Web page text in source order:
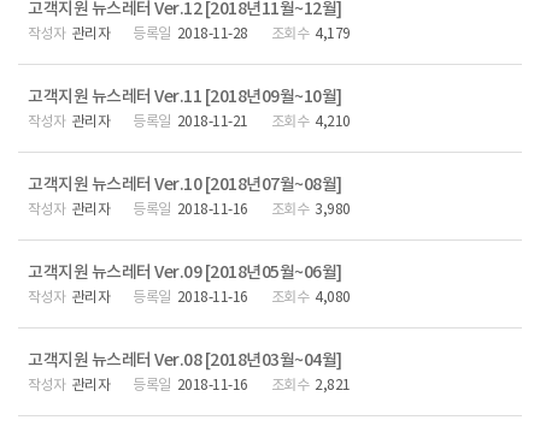
고객지원 뉴스레터 Ver.12 [2018년11월~12월]
관리자 2018-11-28 4,179
고객지원 뉴스레터 Ver.11 [2018년09월~10월]
관리자 2018-11-21 4,210
고객지원 뉴스레터 Ver.10 [2018년07월~08월]
관리자 2018-11-16 3,980
고객지원 뉴스레터 Ver.09 [2018년05월~06월]
관리자 2018-11-16 4,080
고객지원 뉴스레터 Ver.08 [2018년03월~04월]
관리자 2018-11-16 2,821